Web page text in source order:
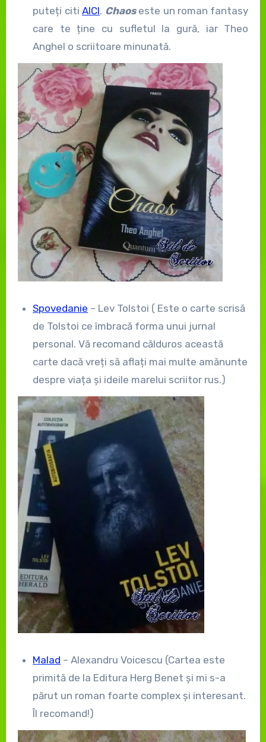
puteți citiAICI. Chaos este un roman fantasy
care te ține cu sufletul la gură, iar Theo
Anghel o scriitoare minunată.
Spovedanie – Lev Tolstoi ( Este o carte scrisă
de Tolstoi ce îmbracă forma unui jurnal
personal. Vă recomand călduros această
carte dacă vreți să aflați mai multe amănunte
despre viața și ideile marelui scriitor rus.)
Malad – Alexandru Voicescu (Cartea este
primită de la Editura Herg Benet și mi s-a
părut un roman foarte complex și interesant.
Îl recomand!)